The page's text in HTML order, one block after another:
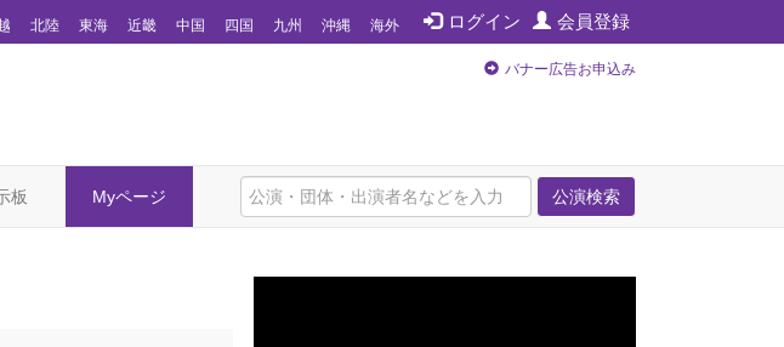
ログイン 会員登録
北陸 東海 近畿 中国 四国 九州 沖縄 海外
バナー広告お申込み
公演検索
板 Myページ